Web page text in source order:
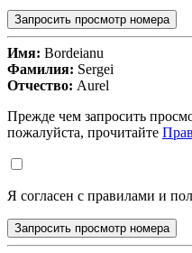
Запросить просмотр номера
Имя: Bordeianu
Фамилия: Sergei
Отчество: Aurel
Прежде чем запросить
пожалуйста, прочитайте
Я согласен с правилами и
Запросить просмотр номера